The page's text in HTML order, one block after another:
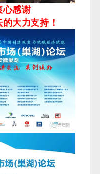
心感谢
大力支持！